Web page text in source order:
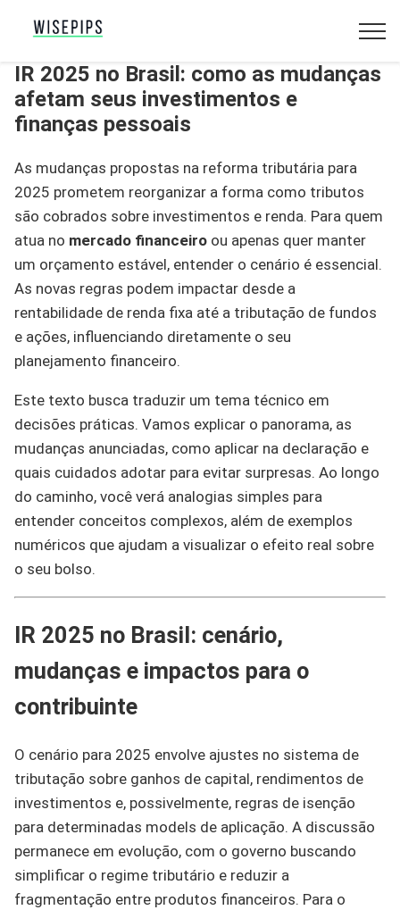
IR 2025 no Brasil: como as mudanças
afetam seus investimentos e
finanças pessoais
As mudanças propostas na reforma tributária para
2025 prometem reorganizar a forma como tributos
são cobrados sobre investimentos e renda. Para quem
atua no mercado financeiro ou apenas quer manter
um orçamento estável, entender o cenário é essencial.
As novas regras podem impactar desde a
rentabilidade de renda fixa até a tributação de fundos
e ações, influenciando diretamente o seu
planejamento financeiro.
Este texto busca traduzir um tema técnico em
decisões práticas. Vamos explicar o panorama, as
mudanças anunciadas, como aplicar na declaração e
quais cuidados adotar para evitar surpresas. Ao longo
do caminho, você verá analogias simples para
entender conceitos complexos, além de exemplos
numéricos que ajudam a visualizar o efeito real sobre
o seu bolso.
IR 2025 no Brasil: cenário,
mudanças e impactos para o
contribuinte
O cenário para 2025 envolve ajustes no sistema de
tributação sobre ganhos de capital, rendimentos de
investimentos e, possivelmente, regras de isenção
para determinadas models de aplicação. A discussão
permanece em evolução, com o governo buscando
simplificar o regime tributário e reduzir a
fragmentação entre produtos financeiros. Para o